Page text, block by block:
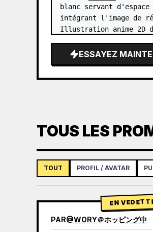
blanc servant
intégrant l'image de
Illustration anime 2D
effet 3D doux,
ESSAYEZ
TOUS LES
TOUT PROFIL / AVATAR
EN
PAR@WORY＠ホッピング中